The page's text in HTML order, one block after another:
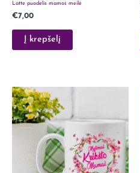
Latte puodelis mamos meilė
€7,00
Į krepšelį